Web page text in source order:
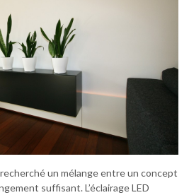
un mélange entre un concept
suffisant. L’éclairage LED